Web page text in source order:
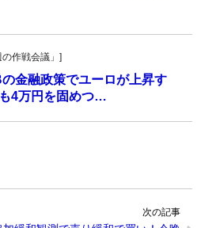
作戦会議」]
金融政策でユーロが上昇す
4万円を固めつ…
次の記事